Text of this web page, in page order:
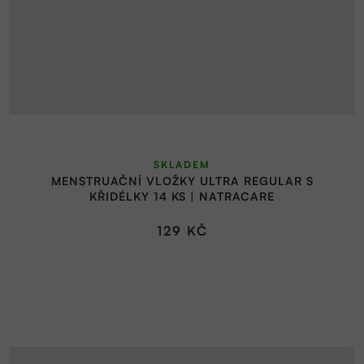
MENSTRUAČNÍ VLOŽKY ULTRA REGULAR S
KŘIDÉLKY 14 KS | NATRACARE
SKLADEM
129 KČ